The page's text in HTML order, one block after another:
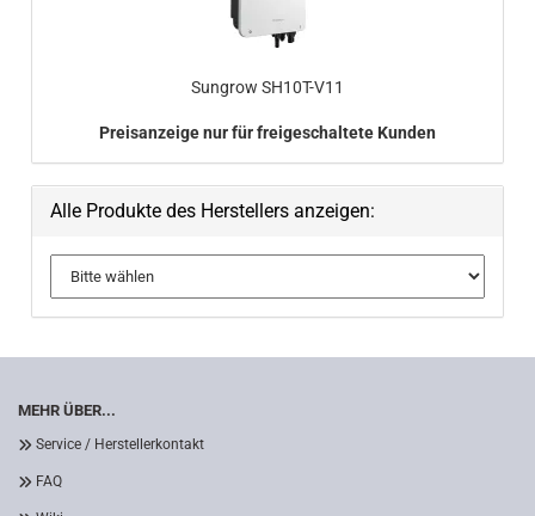
Sungrow SH10T-​V11
Preisanzeige nur für freigeschaltete Kunden
Alle Produkte des Herstellers anzeigen:
MEHR ÜBER...
Service / Herstellerkontakt
FAQ